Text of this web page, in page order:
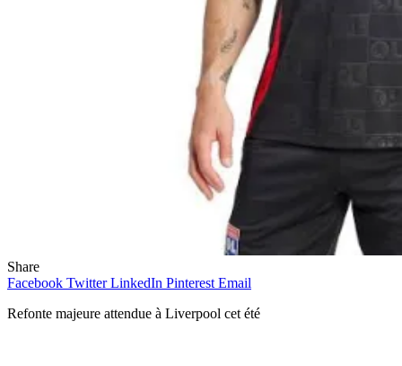
Share
Facebook Twitter LinkedIn Pinterest Email
Refonte majeure attendue à Liverpool cet été